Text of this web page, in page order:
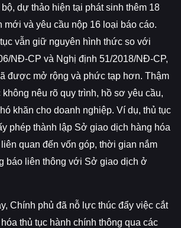
dự thảo hiện tại phát sinh thêm 18
mới và yêu cầu nộp 16 loại báo cáo.
vẫn giữ nguyên hình thức so với
NĐ-CP và Nghị định 51/2018/NĐ-CP,
được mở rộng và phức tạp hơn. Thậm
không nêu rõ quy trình, hồ sơ yêu cầu,
khăn cho doanh nghiệp. Ví dụ, thủ tục
phép thành lập Sở giao dịch hàng hóa
quan đến vốn góp, thời gian nắm
báo liên thông với Sở giao dịch ở
Chính phủ đã nỗ lực thúc đẩy việc cắt
thủ tục hành chính thông qua các